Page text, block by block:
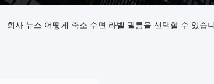
회사 뉴스 어떻게 축소 수면 라벨 필름을 선택할 수 있습